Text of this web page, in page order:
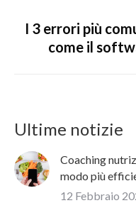
I 3 errori più
come il
Ultime notizie
Coaching
modo più
12 Febbraio